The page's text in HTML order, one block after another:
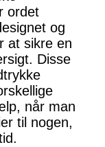
ordet
og
at sikre en
Disse
når man
til nogen,